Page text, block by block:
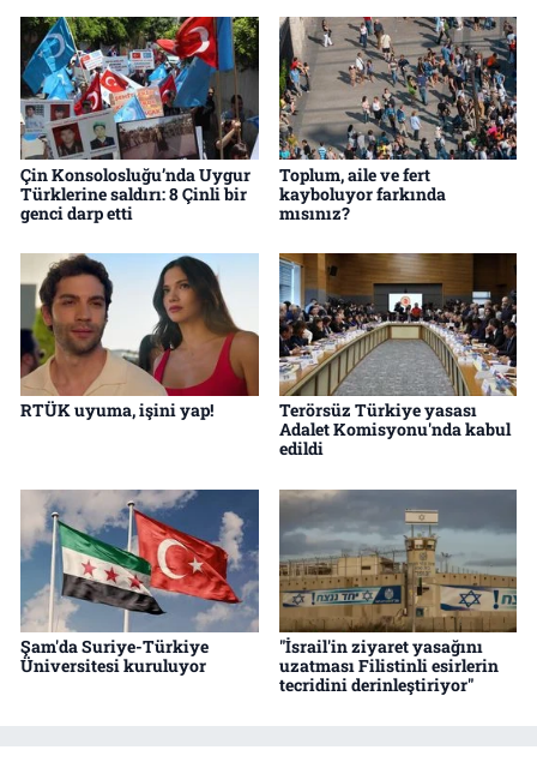
Çin Konsolosluğu’nda Uygur
Türklerine saldırı: 8 Çinli bir
genci darp etti
Toplum, aile ve fert
kayboluyor farkında
mısınız?
RTÜK uyuma, işini yap!
Terörsüz Türkiye yasası
Adalet Komisyonu'nda kabul
edildi
Şam'da Suriye-Türkiye
Üniversitesi kuruluyor
"İsrail'in ziyaret yasağını
uzatması Filistinli esirlerin
tecridini derinleştiriyor"